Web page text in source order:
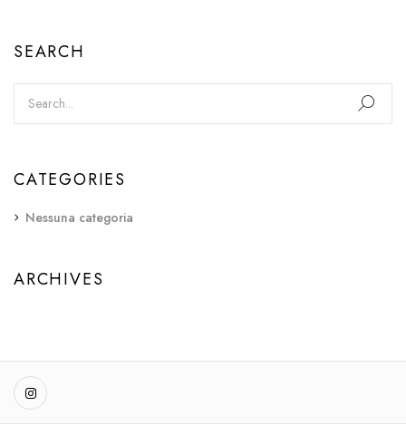
SEARCH
CATEGORIES
Nessuna categoria
ARCHIVES